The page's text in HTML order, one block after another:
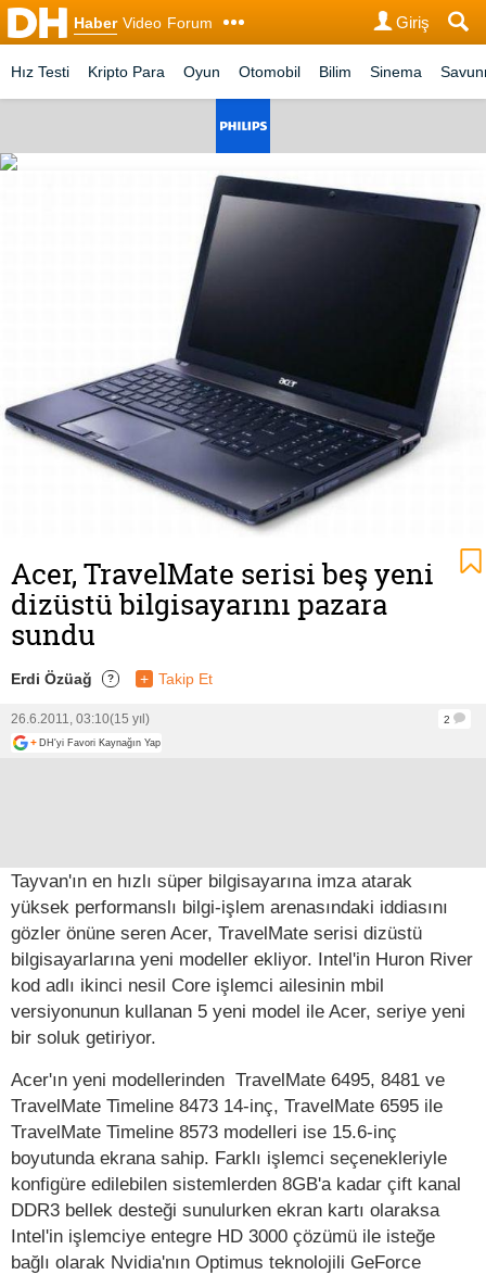
Haber Video Forum Giriş
Hız Testi Kripto Para Oyun Otomobil Bilim Sinema
Acer, TravelMate serisi beş yeni
dizüstü bilgisayarını pazara
sundu
Erdi Özüağ ? + Takip Et
26.6.2011, 03:10(15 yıl)
2
+ DH'yi Favori Kaynağın Yap
Tayvan'ın en hızlı süper bilgisayarına imza atarak
yüksek performanslı bilgi-işlem arenasındaki iddiasını
gözler önüne seren Acer, TravelMate serisi dizüstü
bilgisayarlarına yeni modeller ekliyor. Intel'in Huron River
kod adlı ikinci nesil Core işlemci ailesinin mbil
versiyonunun kullanan 5 yeni model ile Acer, seriye yeni
bir soluk getiriyor.
Acer'ın yeni modellerinden TravelMate 6495, 8481 ve
TravelMate Timeline 8473 14-inç, TravelMate 6595 ile
TravelMate Timeline 8573 modelleri ise 15.6-inç
boyutunda ekrana sahip. Farklı işlemci seçenekleriyle
konfigüre edilebilen sistemlerden 8GB'a kadar çift kanal
DDR3 bellek desteği sunulurken ekran kartı olaraksa
Intel'in işlemciye entegre HD 3000 çözümü ile isteğe
bağlı olarak Nvidia'nın Optimus teknolojili GeForce